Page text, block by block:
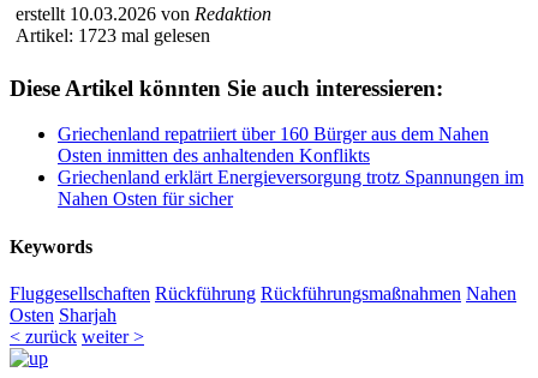
erstellt 10.03.2026 von Redaktion
Artikel: 1723 mal gelesen
Diese Artikel könnten Sie auch interessieren:
Griechenland repatriiert über 160 Bürger aus dem Nahen
Osten inmitten des anhaltenden Konflikts
Griechenland erklärt Energieversorgung trotz Spannungen im
Nahen Osten für sicher
Keywords
Fluggesellschaften Rückführung Rückführungsmaßnahmen Nahen
Osten Sharjah
< zurück weiter >